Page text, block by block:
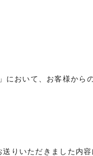
」において、お客様から
りいただきました内